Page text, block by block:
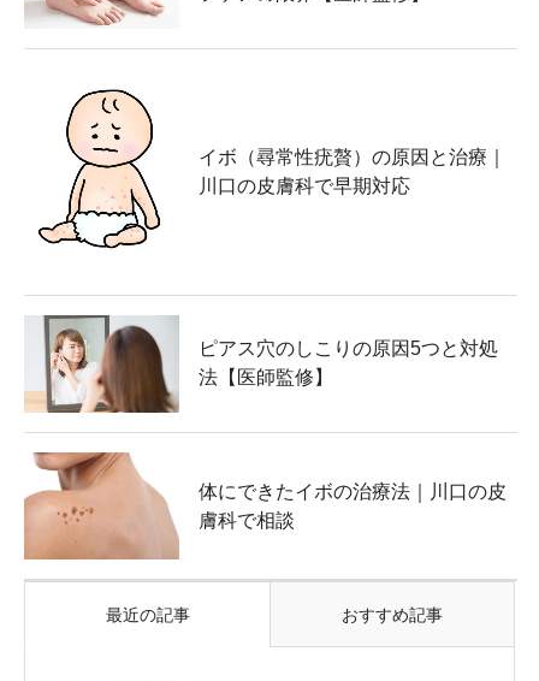
イボ（尋常性疣贅）の原因と治療｜
川口の皮膚科で早期対応
ピアス穴のしこりの原因5つと対処
法【医師監修】
体にできたイボの治療法｜川口の皮
膚科で相談
最近の記事 おすすめ記事